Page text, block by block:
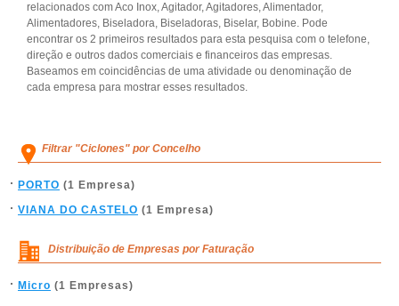
relacionados com Aco Inox, Agitador, Agitadores, Alimentador,
Alimentadores, Biseladora, Biseladoras, Biselar, Bobine. Pode
encontrar os 2 primeiros resultados para esta pesquisa com o telefone,
direção e outros dados comerciais e financeiros das empresas.
Baseamos em coincidências de uma atividade ou denominação de
cada empresa para mostrar esses resultados.
Filtrar "Ciclones" por Concelho
PORTO (1 Empresa)
VIANA DO CASTELO (1 Empresa)
Distribuição de Empresas por Faturação
Micro (1 Empresas)